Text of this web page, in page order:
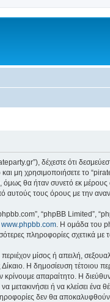
δέχεστε ότι
μη χρησιμοποιήσετε το
θα ήταν συνετό εκ
αυτούς τους όρους με την
“phpBB Limited”,
www.phpbb.com. Η ομάδα του
πληροφορίες σχετικά με
μίσος ή απειλή,
Η δημοσίευση τέτοιου
απαραίτητο. Η
ή να κλείσει ένα
δεν θα